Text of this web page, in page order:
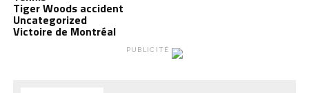
Tiger Woods accident
Uncategorized
Victoire de Montréal
PUBLICITÉ